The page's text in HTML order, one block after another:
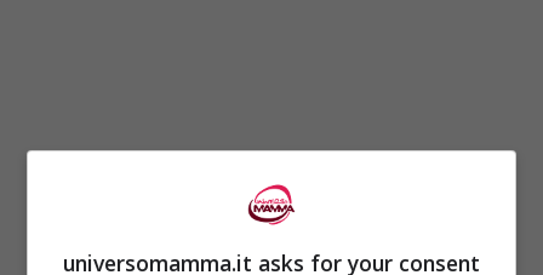
universomamma.it asks for your consent